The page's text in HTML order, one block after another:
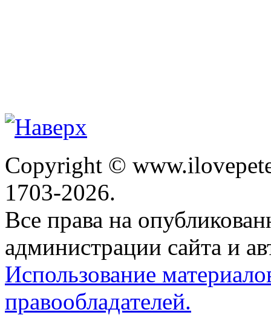
Copyright ©
1703-2026.
Все права на
администрации сайта и
Использование
правообладателей.